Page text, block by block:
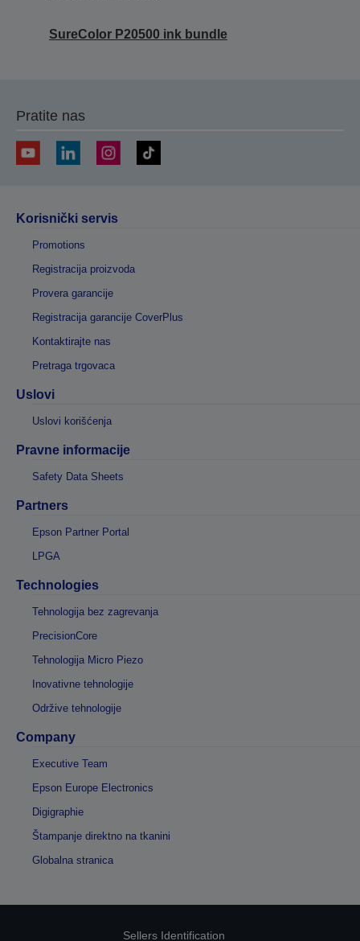
SureColor P20500 ink bundle
Pratite nas
Korisnički servis
Promotions
Registracija proizvoda
Provera garancije
Registracija garancije CoverPlus
Kontaktirajte nas
Pretraga trgovaca
Uslovi
Uslovi korišćenja
Pravne informacije
Safety Data Sheets
Partners
Epson Partner Portal
LPGA
Technologies
Tehnologija bez zagrevanja
PrecisionCore
Tehnologija Micro Piezo
Inovativne tehnologije
Održive tehnologije
Company
Executive Team
Epson Europe Electronics
Digigraphie
Štampanje direktno na tkanini
Globalna stranica
Sellers Identification